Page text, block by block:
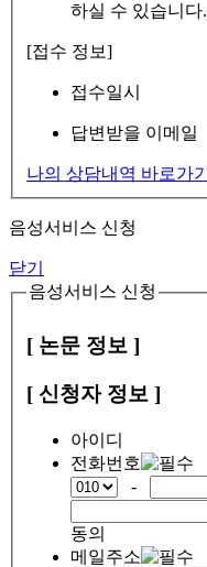
하실 수 있습니다.
[접수 정보]
접수일시
답변받을 이메일
나의 상담내역 바로가기
음성서비스 신청
닫기
음성서비스 신청
[ 논문 정보 ]
[ 신청자 정보 ]
아이디
전화번호
-
동의
메일주소